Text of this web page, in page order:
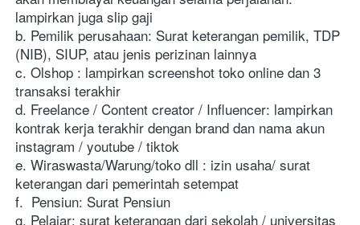
lampirkan juga slip gaji
b. Pemilik perusahaan: Surat keterangan pemilik, TDP
(NIB), SIUP, atau jenis perizinan lainnya
c. Olshop : lampirkan screenshot toko online dan 3
transaksi terakhir
d. Freelance / Content creator / Influencer: lampirkan
kontrak kerja terakhir dengan brand dan nama akun
instagram / youtube / tiktok
e. Wiraswasta/Warung/toko dll : izin usaha/ surat
keterangan dari pemerintah setempat
f.  Pensiun: Surat Pensiun
g. Pelajar: surat keterangan dari sekolah / universitas